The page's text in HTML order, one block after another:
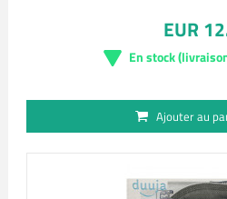
EUR
En stock
Ajouter au